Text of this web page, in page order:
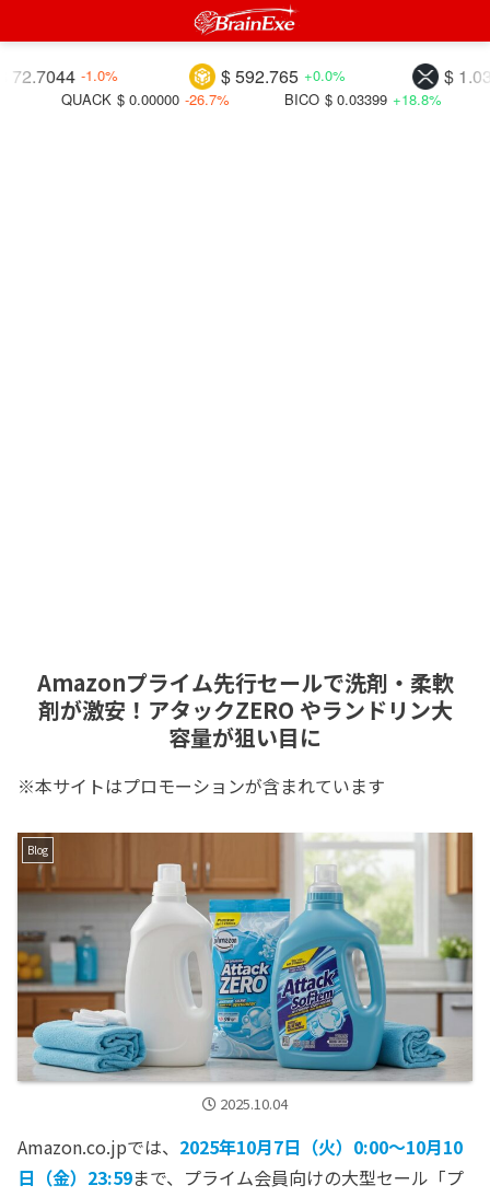
$ 1.03047 -
$ 592.765 +0.0%
-1.0%
BICO $ 0.03399 +18.8%
$ 0.00000 -26.7%
Amazonプライム先行セールで洗剤・柔軟
剤が激安！アタックZERO やランドリン大
容量が狙い目に
※本サイトはプロモーションが含まれています
Blog
2025.10.04
Amazon.co.jpでは、 2025年10月7日（火）0:00～10月10
日（金）23:59まで、プライム会員向けの大型セール「プ